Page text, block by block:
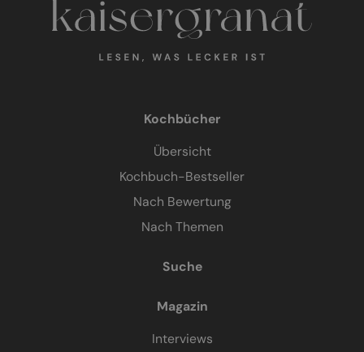
Kochbücher
Übersicht
Kochbuch-Bestseller
Nach Bewertung
Nach Themen
Suche
Magazin
Interviews